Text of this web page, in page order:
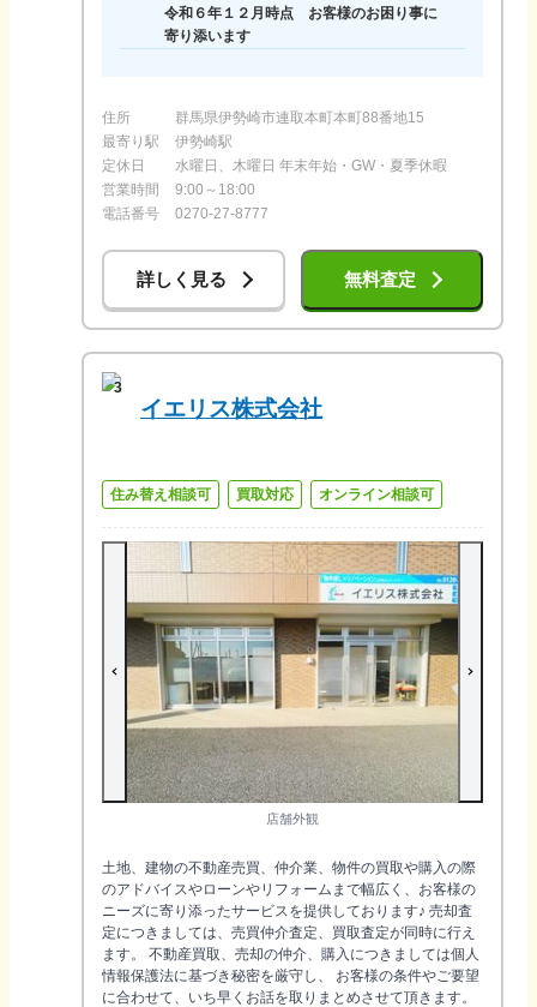
令和６年１２月時点 お客様のお困り事に
寄り添います
住所
群馬県伊勢崎市連取本町本町88番地15
最寄り駅
伊勢崎駅
定休日
水曜日、木曜日 年末年始・GW・夏季休暇
営業時間
9:00～18:00
電話番号
0270-27-8777
詳しく見る 無料査定
3
イエリス株式会社
住み替え相談可 買取対応 オンライン相談可
店舗外観
土地、建物の不動産売買、仲介業、物件の買取や購入の際
のアドバイスやローンやリフォームまで幅広く、お客様の
ニーズに寄り添ったサービスを提供しております♪ 売却査
定につきましては、売買仲介査定、買取査定が同時に行え
ます。 不動産買取、売却の仲介、購入につきましては個人
情報保護法に基づき秘密を厳守し、 お客様の条件やご要望
に合わせて、いち早くお話を取りまとめさせて頂きます。